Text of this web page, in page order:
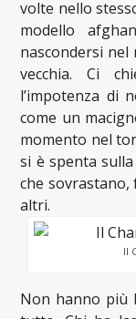
volte nello
modello
nascondersi nel
vecchia. Ci
l’impotenza di
come un
momento nel
si è spenta
che
altri.
Il
Non hanno più